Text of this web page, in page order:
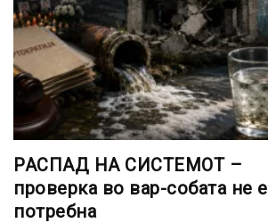
РАСПАД НА СИСТЕМОТ –
проверка во вар-собата не е
потребна